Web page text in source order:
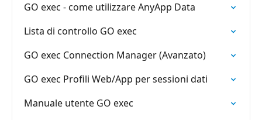
GO exec - come utilizzare AnyApp Data
Lista di controllo GO exec
GO exec Connection Manager (Avanzato)
GO exec Profili Web/App per sessioni dati
Manuale utente GO exec